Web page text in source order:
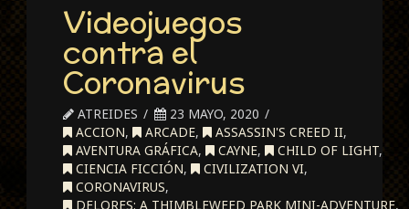
40
thieves
Videojuegos
contra el
Coronavirus
ATREIDES
23 MAYO, 2020
ACCION, ARCADE, ASSASSIN'S CREED II,
AVENTURA GRÁFICA, CAYNE, CHILD OF LIGHT,
CIENCIA FICCIÓN, CIVILIZATION VI,
CORONAVIRUS,
DELORES: A THIMBLEWEED PARK MINI-ADVENTURE,